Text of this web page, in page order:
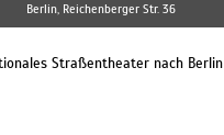
Berlin, Reichenberger Str. 36
Straßentheater nach Berlin